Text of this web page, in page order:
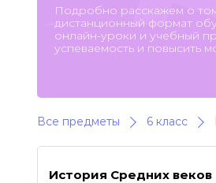
Подробно расскажем о
дистанционный формат
онлайн-уроки и учебный
успеваемость и повысить
Все предметы 6 класс
История Средних веков